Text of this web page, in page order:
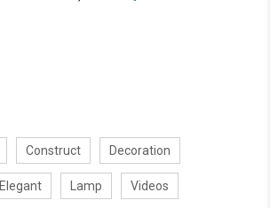
Construct Decoration
Elegant Lamp Videos